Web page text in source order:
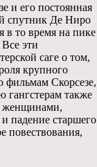
и его постоянная
спутник Де Ниро
то время на пике
эти
саге о том,
крупного
фильмам Скорсезе,
гангстерам также
женщинами,
падение старшего
повествования,